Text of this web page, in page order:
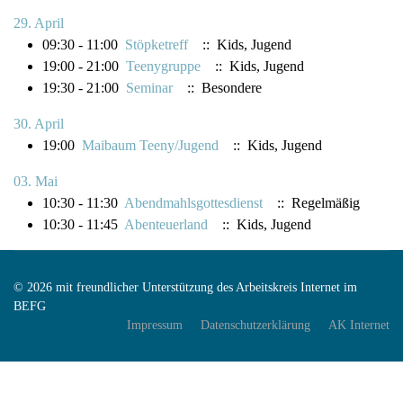
29. April
09:30 - 11:00 Stöpketreff
:: Kids, Jugend
19:00 - 21:00 Teenygruppe
:: Kids, Jugend
19:30 - 21:00 Seminar :: Besondere
30. April
19:00 Maibaum Teeny/Jugend :: Kids, Jugend
03. Mai
10:30 - 11:30 Abendmahlsgottesdienst
:: Regelmäßig
10:30 - 11:45 Abenteuerland :: Kids, Jugend
© 2026 mit freundlicher Unterstützung des Arbeitskreis Internet im
BEFG
Impressum
Datenschutzerklärung AK Internet